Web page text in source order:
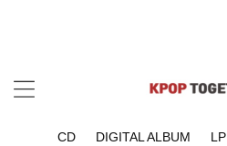
CD DIGITAL ALBUM LP